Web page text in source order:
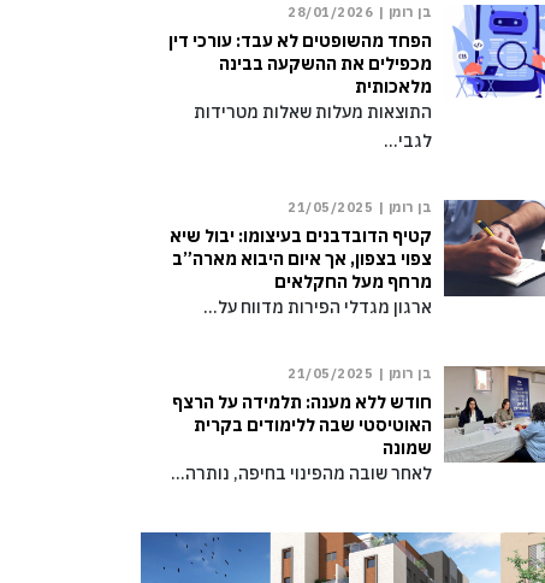
בן רומן | 28/01/2026
הפחד מהשופטים לא עבד: עורכי דין
מכפילים את ההשקעה בבינה
מלאכותית
התוצאות מעלות שאלות מטרידות
לגבי…
בן רומן | 21/05/2025
קטיף הדובדבנים בעיצומו: יבול שיא
צפוי בצפון, אך איום היבוא מארה”ב
מרחף מעל החקלאים
ארגון מגדלי הפירות מדווח על…
בן רומן | 21/05/2025
חודש ללא מענה: תלמידה על הרצף
האוטיסטי שבה ללימודים בקרית
שמונה
לאחר שובה מהפינוי בחיפה, נותרה…